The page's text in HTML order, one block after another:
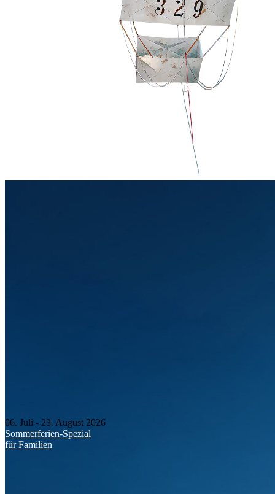
06. Juli - 23. August 2026
Sommerferien-Spezial
für Familien